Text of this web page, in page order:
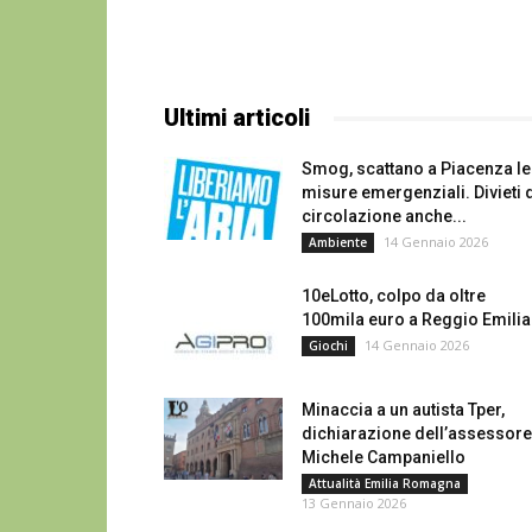
Ultimi articoli
Smog, scattano a Piacenza le
misure emergenziali. Divieti
circolazione anche...
Ambiente 14 Gennaio 2026
10eLotto, colpo da oltre
100mila euro a Reggio Emilia
Giochi 14 Gennaio 2026
Minaccia a un autista Tper,
dichiarazione dell’assessore
Michele Campaniello
Attualità Emilia Romagna
13 Gennaio 2026